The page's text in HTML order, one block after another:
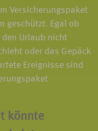
Versicherungspaket
geschützt. Egal ob
Urlaub nicht
oder das Gepäck
Ereignisse sind
könnte